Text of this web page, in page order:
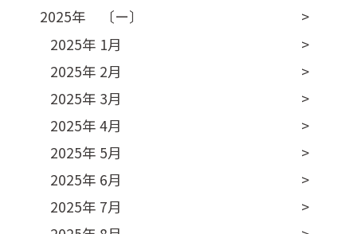
2025年 〔ー〕
2025年 1月
2025年 2月
2025年 3月
2025年 4月
2025年 5月
2025年 6月
2025年 7月